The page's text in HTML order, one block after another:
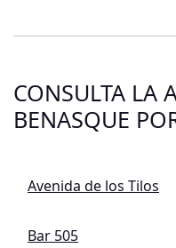
CONSULTA LA
BENASQUE
Avenida de los Tilos
Bar 505